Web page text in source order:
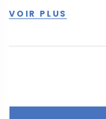
VOIR PLUS